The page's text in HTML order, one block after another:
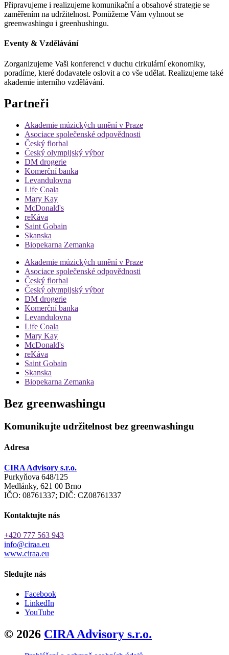
Připravujeme i realizujeme komunikační a obsahové strategie se
zaměřením na udržitelnost. Pomůžeme Vám vyhnout se
greenwashingu i greenhushingu.
Eventy & Vzdělávání
Zorganizujeme Vaši konferenci v duchu cirkulární ekonomiky,
poradíme, které dodavatele oslovit a co vše udělat. Realizujeme také
akademie interního vzdělávání.
Partneři
Akademie múzických umění v Praze
Asociace společenské odpovědnosti
Český florbal
Český olympijský výbor
DM drogerie
Komerční banka
Levandulovna
Life Coala
Mary Kay
McDonald's
reKáva
Saint Gobain
Skanska
Biopekarna Zemanka
Akademie múzických umění v Praze
Asociace společenské odpovědnosti
Český florbal
Český olympijský výbor
DM drogerie
Komerční banka
Levandulovna
Life Coala
Mary Kay
McDonald's
reKáva
Saint Gobain
Skanska
Biopekarna Zemanka
Bez greenwashingu
Komunikujte udržitelnost bez greenwashingu
Adresa
CIRA Advisory s.r.o.
Purkyňova 648/125
Medlánky, 621 00 Brno
IČO: 08761337; DIČ: CZ08761337
Kontaktujte nás
+420 777 563 943
info@ciraa.eu
www.ciraa.eu
Sledujte nás
Facebook
LinkedIn
YouTube
© 2026 CIRA Advisory s.r.o.